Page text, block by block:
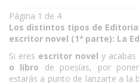
Página 1 de 4
Los distintos tipos de
escritor novel (1ª parte): La
Si eres escritor novel y
o libro de poesías, por
estarás a punto de lanzarte a la